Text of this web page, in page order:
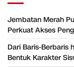
Jembatan Merah
Perkuat Akses
Dari Baris-Berbaris
Bentuk Karakter